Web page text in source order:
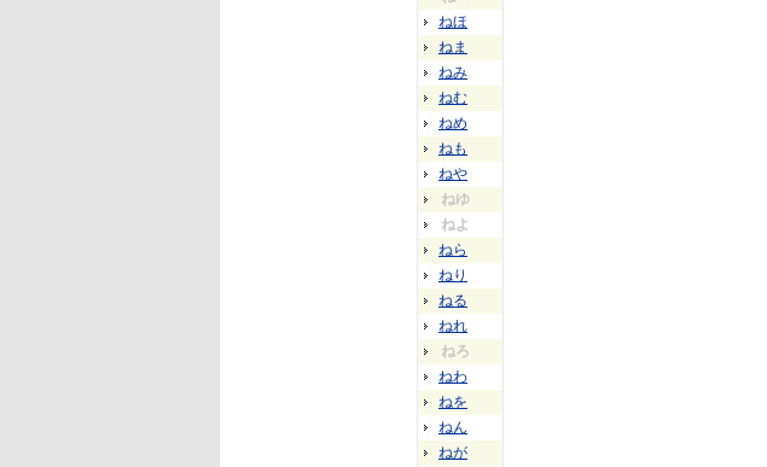
ねほ
ねま
ねみ
ねむ
ねめ
ねも
ねや
ねゆ
ねよ
ねら
ねり
ねる
ねれ
ねろ
ねわ
ねを
ねん
ねが